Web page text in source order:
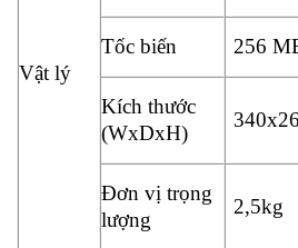
Vật lý
Tốc biến 256
Kích thước
(WxDxH)
Đơn vị trọng
lượng
2,5kg